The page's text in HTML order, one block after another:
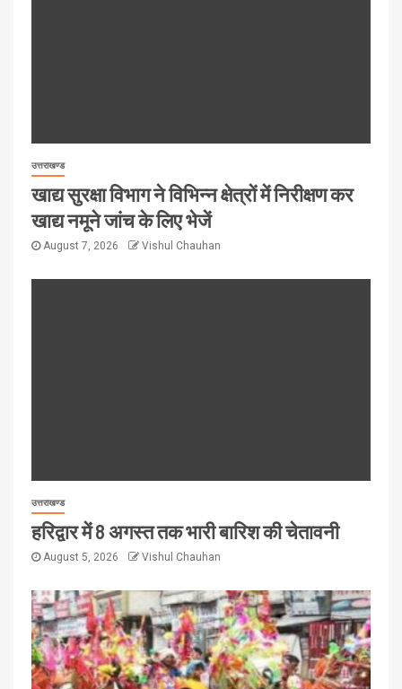
उत्तराखण्ड
खाद्य सुरक्षा विभाग ने विभिन्न क्षेत्रों में निरीक्षण कर
खाद्य नमूने जांच के लिए भेजें
August 7, 2026 Vishul Chauhan
उत्तराखण्ड
हरिद्वार में 8 अगस्त तक भारी बारिश की चेतावनी
August 5, 2026 Vishul Chauhan